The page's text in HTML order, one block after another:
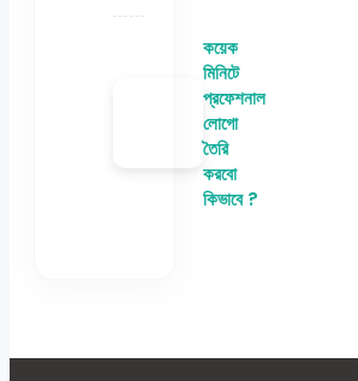
কয়েক
মিনিটে
প্রফেশনাল
লোগো
তৈরি
করবো
কিভাবে ?